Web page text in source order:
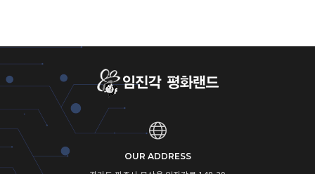
OUR ADDRESS